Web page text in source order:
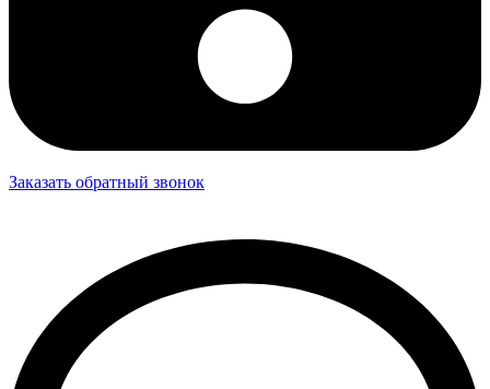
Заказать обратный звонок